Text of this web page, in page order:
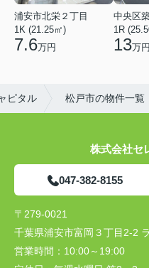
浦安市北栄２丁目
1K (21.25㎡)
7.6万円
中央区
1R
13万円
ピタル 松戸市の物件一覧
株式会社セ
047-382-8155
〒279-0021
千葉県浦安市富岡３丁目2-2
営業時間： 10:00～19:00